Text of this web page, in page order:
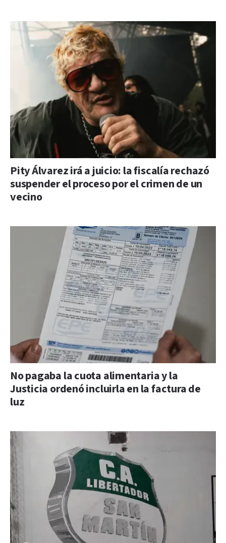
Pity Álvarez irá a juicio: la fiscalía rechazó
suspender el proceso por el crimen de un
vecino
No pagaba la cuota alimentaria y la
Justicia ordenó incluirla en la factura de
luz